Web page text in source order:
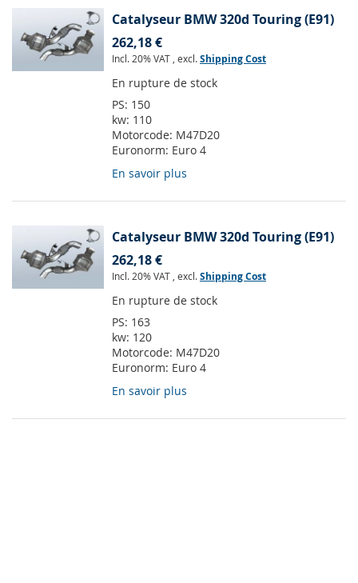
Catalyseur BMW 320d Touring (E91)
262,18 €
Incl. 20% VAT , excl.Shipping Cost
En rupture de stock
PS: 150
kw: 110
Motorcode: M47D20
Euronorm: Euro 4
En savoir plus
Catalyseur BMW 320d Touring (E91)
262,18 €
Incl. 20% VAT , excl.Shipping Cost
En rupture de stock
PS: 163
kw: 120
Motorcode: M47D20
Euronorm: Euro 4
En savoir plus